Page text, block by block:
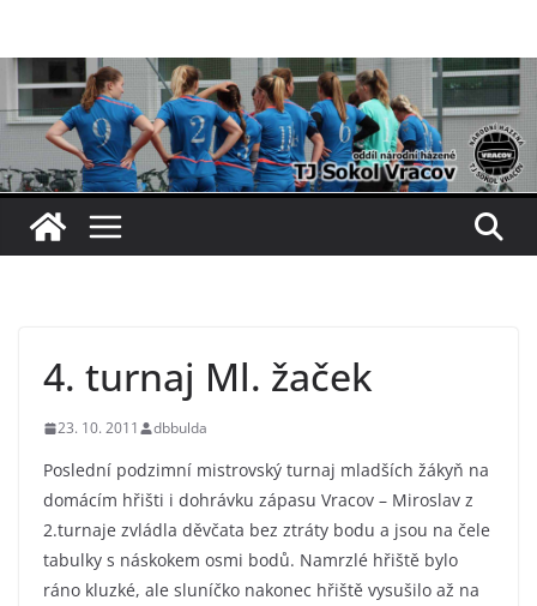
obsah
4. turnaj Ml. žaček
23. 10. 2011 dbbulda
Poslední podzimní mistrovský turnaj mladších žákyň na
domácím hřišti i dohrávku zápasu Vracov – Miroslav z
2.turnaje zvládla děvčata bez ztráty bodu a jsou na čele
tabulky s náskokem osmi bodů. Namrzlé hřiště bylo
ráno kluzké, ale sluníčko nakonec hřiště vysušilo až na